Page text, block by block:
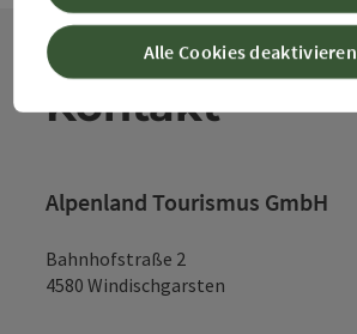
Kontakt
Alpenland Tourismus GmbH
Bahnhofstraße 2
4580 Windischgarsten
Alle Cookies deaktivieren